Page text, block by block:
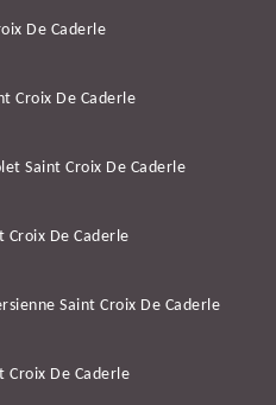
De Caderle
Croix De Caderle
Saint Croix De Caderle
Croix De Caderle
Saint Croix De Caderle
Croix De Caderle